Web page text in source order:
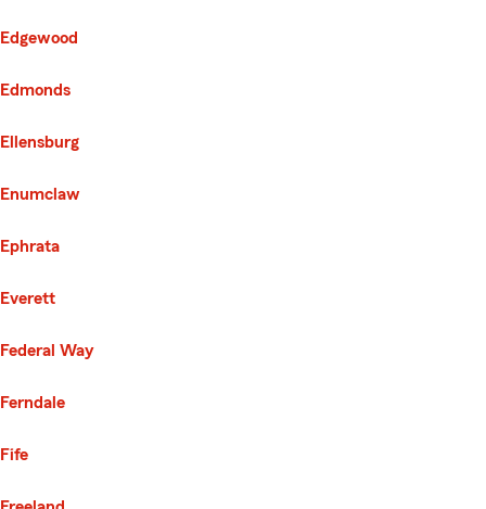
Edgewood
Edmonds
Ellensburg
Enumclaw
Ephrata
Everett
Federal Way
Ferndale
Fife